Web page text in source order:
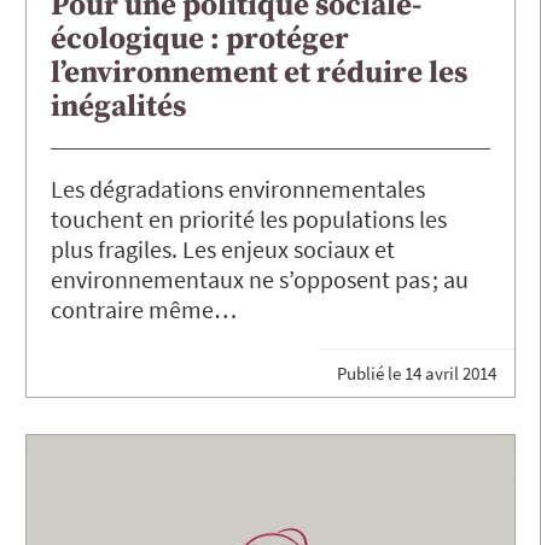
écologique : protéger
l’environnement et réduire les
inégalités
Les dégradations environnementales
touchent en priorité les populations les
plus fragiles. Les enjeux sociaux et
environnementaux ne s’opposent pas ; au
contraire même…
Publié le 14 avril 2014